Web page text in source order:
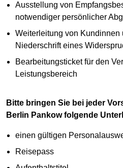
Ausstellung von
notwendiger persönlicher
Weiterleitung von Kundinnen
Niederschrift eines
Bearbeitungsticket für den
Leistungsbereich
Bitte bringen Sie bei jeder
Berlin Pankow folgende
einen gültigen
Reisepass